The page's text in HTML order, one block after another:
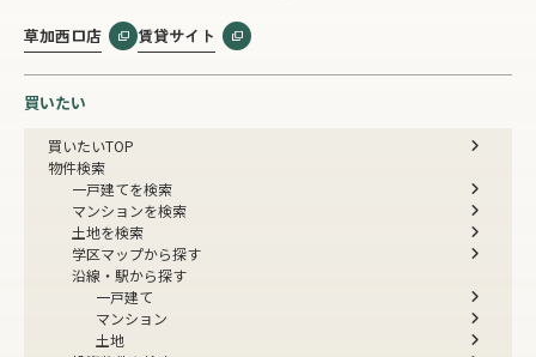
草加西口店 賃貸サイト
買いたい
買いたいTOP
物件検索
一戸建てを検索
マンションを検索
土地を検索
学区マップから探す
沿線・駅から探す
一戸建て
マンション
土地